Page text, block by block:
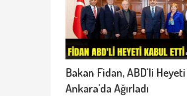
Bakan Fidan, ABD'li Heyeti
Ankara'da Ağırladı